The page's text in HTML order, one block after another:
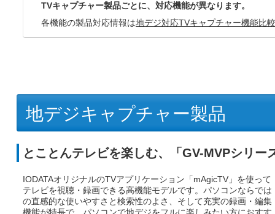
TVキャプチャー製品ごとに、対応機能が異なります。
各機能の製品対応情報は地デジ対応TVキャプチャー機能比
地デジキャプチャー製品
とことんテレビを楽しむ、「GV-MVPシリー
IODATAオリジナルのTVアプリケーション「mAgicTV」を使って
テレビを視聴・録画できる高機能モデルです。パソコンならでは
の直感的な使いやすさと検索性のよさ、そして充実の録画・編集